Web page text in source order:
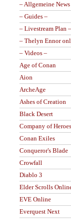
– Allgemeine
– Guides –
– Livestream Plan –
– Thelyn Ennor
– Videos –
Age of Conan
Aion
ArcheAge
Ashes of Creation
Black Desert
Company of
Conan Exiles
Conqueror's Blade
Crowfall
Diablo 3
Elder Scrolls
EVE Online
Everquest Next